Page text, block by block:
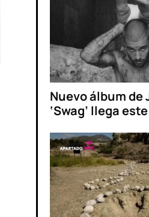
Nuevo álbum de
‘Swag’ llega